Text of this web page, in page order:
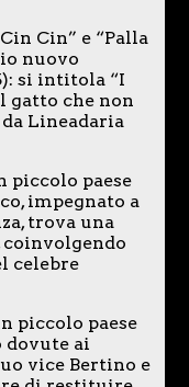
Cin” e “Palla
nuovo
si intitola “I
gatto che non
Lineadaria
piccolo paese
impegnato a
trova una
celebre
piccolo paese
dovute ai
vice Bertino e